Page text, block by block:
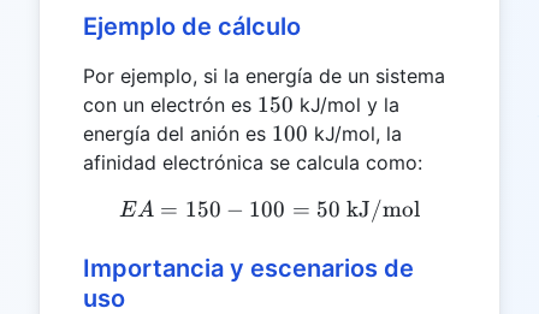
Ejemplo de cálculo
Por ejemplo, si la energía de un sistema
con un electrón es 150
150 kJ/mol y la
energía del anión es 100
100 kJ/mol, la
afinidad electrónica se calcula como:
EA = 150 - 100 = 50
EA = 150 − 100 = 50 kJ/mol
Importancia y escenarios de
uso